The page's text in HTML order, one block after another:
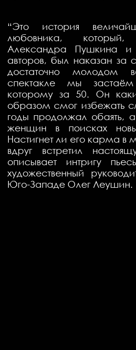
“Это история
любовника,
Александра Пушкина и
авторов, был наказан за
достаточно молодом
спектакле мы
которому за 50. Он
образом смог избежать
годы продолжал обаять,
женщин в поисках
Настигнет ли его карма в
вдруг встретил
описывает интригу
художественный
Юго-Западе Олег Леушин.